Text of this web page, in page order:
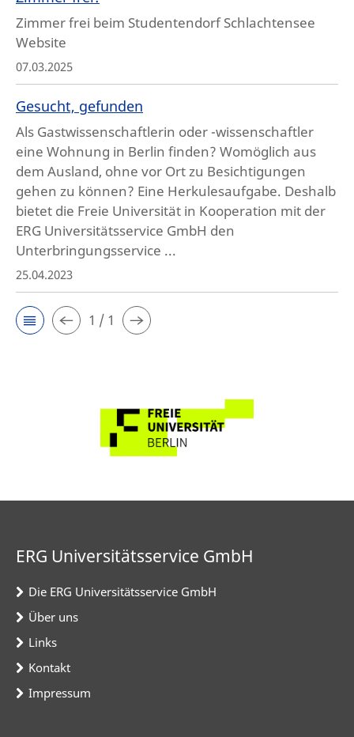
Zimmer frei beim Studentendorf Schlachtensee
Website
07.03.2025
Gesucht, gefunden
Als Gastwissenschaftlerin oder -wissenschaftler
eine Wohnung in Berlin finden? Womöglich aus
dem Ausland, ohne vor Ort zu Besichtigungen
gehen zu können? Eine Herkulesaufgabe. Deshalb
bietet die Freie Universität in Kooperation mit der
ERG Universitätsservice GmbH den
Unterbringungsservice ...
25.04.2023
1 / 1
ERG Universitätsservice GmbH
Die ERG Universitätsservice GmbH
Über uns
Links
Kontakt
Impressum